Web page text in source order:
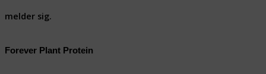
melder sig.
Forever Plant Protein